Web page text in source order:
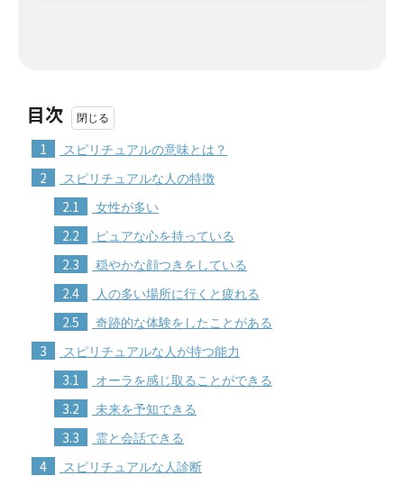
目次
1 スピリチュアルの意味とは？
2 スピリチュアルな人の特徴
2.1 女性が多い
2.2 ピュアな心を持っている
2.3 穏やかな顔つきをしている
2.4 人の多い場所に行くと疲れる
2.5 奇跡的な体験をしたことがある
3 スピリチュアルな人が持つ能力
3.1 オーラを感じ取ることができる
3.2 未来を予知できる
3.3 霊と会話できる
4 スピリチュアルな人診断